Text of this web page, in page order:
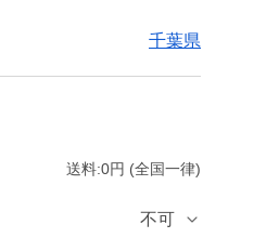
千葉県
送料:0円 (全国一律)
不可